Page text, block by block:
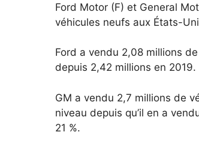
Ford Motor (F) et General
véhicules neufs aux États-
Ford a vendu 2,08 millions
depuis 2,42 millions en 2019.
GM a vendu 2,7 millions de
niveau depuis qu’il en a
21 %.